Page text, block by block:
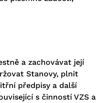
a zachovávat její
Stanovy, plnit
předpisy a další
s činností VZS a